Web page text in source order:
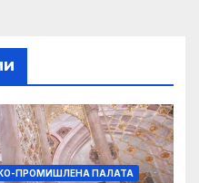
ПРОМИШЛЕНА ПАЛАТА